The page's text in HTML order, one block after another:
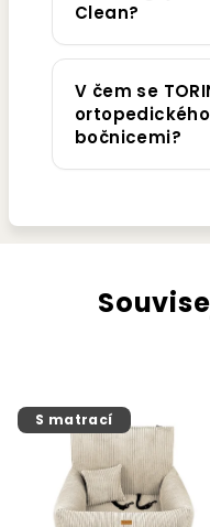
Clean?
V čem se
bočnicemi?
S matrací